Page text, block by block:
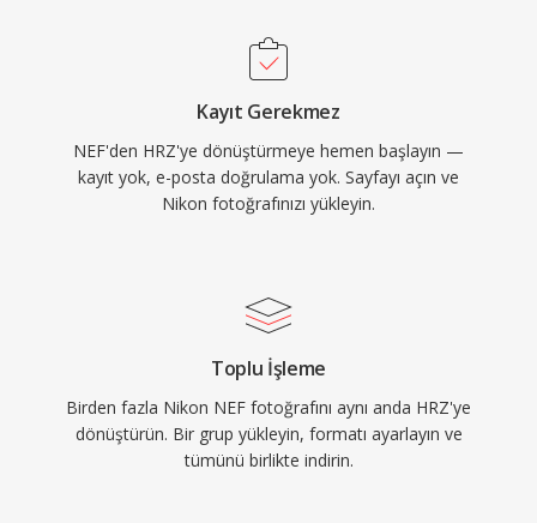
Kayıt Gerekmez
NEF'den HRZ'ye dönüştürmeye hemen başlayın —
kayıt yok, e-posta doğrulama yok. Sayfayı açın ve
Nikon fotoğrafınızı yükleyin.
Toplu İşleme
Birden fazla Nikon NEF fotoğrafını aynı anda HRZ'ye
dönüştürün. Bir grup yükleyin, formatı ayarlayın ve
tümünü birlikte indirin.